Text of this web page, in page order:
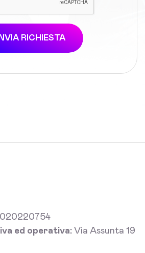
INVIA RICHIESTA
ed operativa: Via Assunta 19